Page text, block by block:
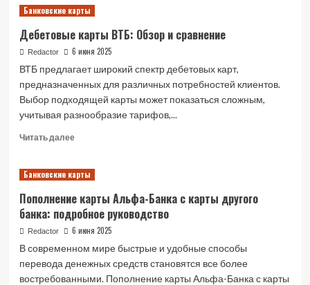
Оплата
Связи
с
Банковские карты
Дебетовые карты ВТБ: Обзор и сравнение
Redactor 6 июня 2025
ВТБ предлагает широкий спектр дебетовых карт,
предназначенных для различных потребностей клиентов.
Выбор подходящей карты может показаться сложным,
учитывая разнообразие тарифов,...
Читать далееRead
Дебетовые
ВТБ:
Обзор
и
Банковские карты
Пополнение карты Альфа-Банка с карты другого
банка: подробное руководство
Redactor 6 июня 2025
В современном мире быстрые и удобные способы
перевода денежных средств становятся все более
востребованными. Пополнение карты Альфа-Банка с карты